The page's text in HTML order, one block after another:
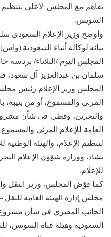
تفاهم مع المجلس الأعلى لتنظيم
السويس.
وأوضح وزير الإعلام
بيانه لوكالة أنباء السعودية
المجلس اليوم /الثلاثاء/ برئاسة
سلمان بن عبدالعزيز آل
المجلس وزير الإعلام رئيس مجلس
المرئي والمسموع، أو من
والبحرين، وقطر، في شأن
العامة للإعلام المرئي
لتنظيم الإعلام، والهيئة
تشاد، ووزارة شؤون الإعلام
للإعلام.
كما فوّض المجلس، وزير النقل
مجلس إدارة الهيئة العامة للنقل
الجانب المصري في شأن مشروع
السعودية وهيئة قناة السويس،